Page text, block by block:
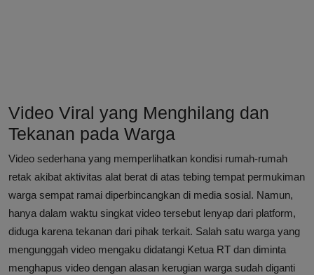
Video Viral yang Menghilang dan
Tekanan pada Warga
Video sederhana yang memperlihatkan kondisi rumah-rumah
retak akibat aktivitas alat berat di atas tebing tempat permukiman
warga sempat ramai diperbincangkan di media sosial. Namun,
hanya dalam waktu singkat video tersebut lenyap dari platform,
diduga karena tekanan dari pihak terkait. Salah satu warga yang
mengunggah video mengaku didatangi Ketua RT dan diminta
menghapus video dengan alasan kerugian warga sudah diganti